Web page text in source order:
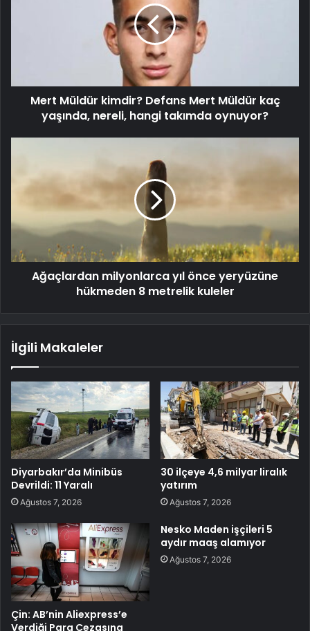
Mert Müldür kimdir? Defans Mert Müldür kaç
yaşında, nereli, hangi takımda oynuyor?
Ağaçlardan milyonlarca yıl önce yeryüzüne
hükmeden 8 metrelik kuleler
İlgili Makaleler
Diyarbakır’da Minibüs
Devrildi: 11 Yaralı
Ağustos 7, 2026
30 ilçeye 4,6 milyar liralık
yatırım
Ağustos 7, 2026
Çin: AB’nin Aliexpress’e
Verdiği Para Cezasına
Nesko Maden işçileri 5
aydır maaş alamıyor
Ağustos 7, 2026